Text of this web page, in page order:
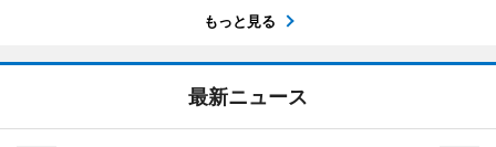
もっと見る
最新ニュース